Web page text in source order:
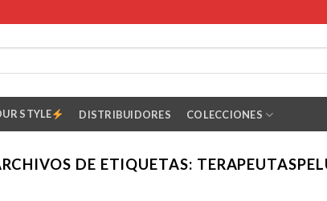
STYLE DISTRIBUIDORES COLECCIONES
DE ETIQUETAS: